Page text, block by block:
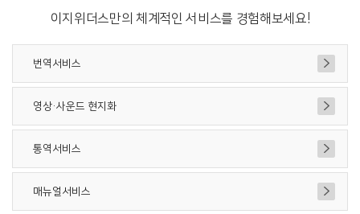
이지위더스만의 체계적인 서비스를 경험해보세요!
번역서비스
영상·사운드 현지화
통역서비스
매뉴얼서비스